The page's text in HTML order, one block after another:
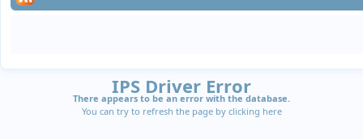
IPS Driver Error
There appears to be an error with the database.
You can try to refresh the page by clicking here